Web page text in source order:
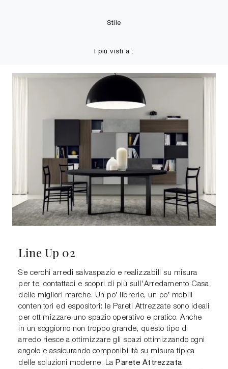
Stile
I più visti a :
Line Up 02
Se cerchi arredi salvaspazio e realizzabili su misura
per te, contattaci e scopri di più sull'Arredamento Casa
delle migliori marche. Un po’ librerie, un po’ mobili
contenitori ed espositori: le Pareti Attrezzate sono ideali
per ottimizzare uno spazio operativo e pratico. Anche
in un soggiorno non troppo grande, questo tipo di
arredo riesce a ottimizzare gli spazi ottimizzando ogni
angolo e assicurando componibilità su misura tipica
delle soluzioni moderne. La Parete Attrezzata